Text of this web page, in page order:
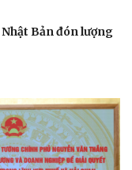
Bản đón lượng